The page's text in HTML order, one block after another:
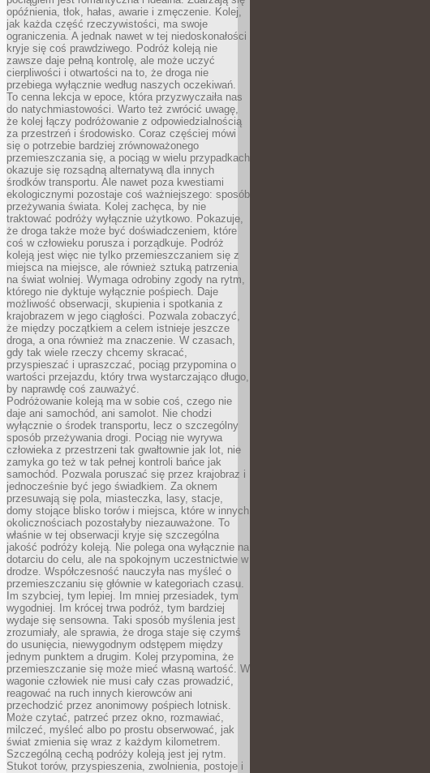
opóźnienia, tłok, hałas, awarie i zmęczenie. Kolej,
jak każda część rzeczywistości, ma swoje
ograniczenia. A jednak nawet w tej niedoskonałości
kryje się coś prawdziwego. Podróż koleją nie
zawsze daje pełną kontrolę, ale może uczyć
cierpliwości i otwartości na to, że droga nie
przebiega wyłącznie według naszych oczekiwań.
To cenna lekcja w epoce, która przyzwyczaiła nas
do natychmiastowości. Warto też zwrócić uwagę,
że kolej łączy podróżowanie z odpowiedzialnością
za przestrzeń i środowisko. Coraz częściej mówi
się o potrzebie bardziej zrównoważonego
przemieszczania się, a pociąg w wielu przypadkach
okazuje się rozsądną alternatywą dla innych
środków transportu. Ale nawet poza kwestiami
ekologicznymi pozostaje coś ważniejszego: sposób
przeżywania świata. Kolej zachęca, by nie
traktować podróży wyłącznie użytkowo. Pokazuje,
że droga także może być doświadczeniem, które
coś w człowieku porusza i porządkuje. Podróż
koleją jest więc nie tylko przemieszczaniem się z
miejsca na miejsce, ale również sztuką patrzenia
na świat wolniej. Wymaga odrobiny zgody na rytm,
którego nie dyktuje wyłącznie pośpiech. Daje
możliwość obserwacji, skupienia i spotkania z
krajobrazem w jego ciągłości. Pozwala zobaczyć,
że między początkiem a celem istnieje jeszcze
droga, a ona również ma znaczenie. W czasach,
gdy tak wiele rzeczy chcemy skracać,
przyspieszać i upraszczać, pociąg przypomina o
wartości przejazdu, który trwa wystarczająco długo,
by naprawdę coś zauważyć.
Podróżowanie koleją ma w sobie coś, czego nie
daje ani samochód, ani samolot. Nie chodzi
wyłącznie o środek transportu, lecz o szczególny
sposób przeżywania drogi. Pociąg nie wyrywa
człowieka z przestrzeni tak gwałtownie jak lot, nie
zamyka go też w tak pełnej kontroli bańce jak
samochód. Pozwala poruszać się przez krajobraz i
jednocześnie być jego świadkiem. Za oknem
przesuwają się pola, miasteczka, lasy, stacje,
domy stojące blisko torów i miejsca, które w innych
okolicznościach pozostałyby niezauważone. To
właśnie w tej obserwacji kryje się szczególna
jakość podróży koleją. Nie polega ona wyłącznie na
dotarciu do celu, ale na spokojnym uczestnictwie w
drodze. Współczesność nauczyła nas myśleć o
przemieszczaniu się głównie w kategoriach czasu.
Im szybciej, tym lepiej. Im mniej przesiadek, tym
wygodniej. Im krócej trwa podróż, tym bardziej
wydaje się sensowna. Taki sposób myślenia jest
zrozumiały, ale sprawia, że droga staje się czymś
do usunięcia, niewygodnym odstępem między
jednym punktem a drugim. Kolej przypomina, że
przemieszczanie się może mieć własną wartość. W
wagonie człowiek nie musi cały czas prowadzić,
reagować na ruch innych kierowców ani
przechodzić przez anonimowy pośpiech lotnisk.
Może czytać, patrzeć przez okno, rozmawiać,
milczeć, myśleć albo po prostu obserwować, jak
świat zmienia się wraz z każdym kilometrem.
Szczególną cechą podróży koleją jest jej rytm.
Stukot torów, przyspieszenia, zwolnienia, postoje i